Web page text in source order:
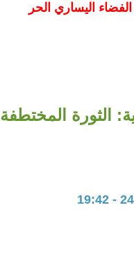
اليساري الحر
الثورة المختطفة